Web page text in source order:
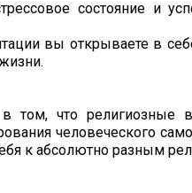
состояние и
вы открываете в
том, что религиозные
человеческого
к абсолютно разным